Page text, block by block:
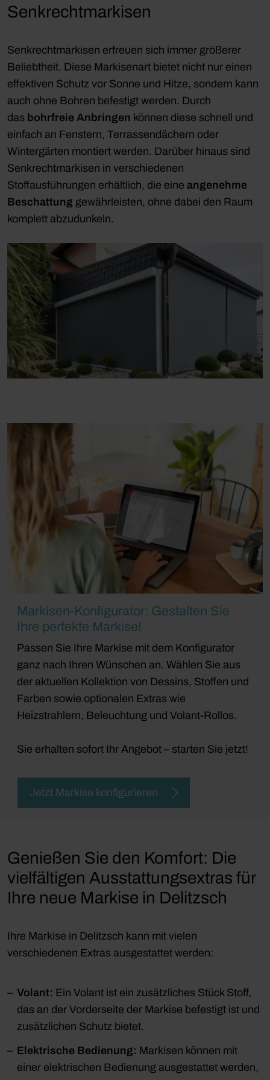
Senkrechtmarkisen
Senkrechtmarkisen erfreuen sich immer größerer
Beliebtheit. Diese Markisenart bietet nicht nur einen
effektiven Schutz vor Sonne und Hitze, sondern kann
auch ohne Bohren befestigt werden. Durch
das bohrfreie Anbringen können diese schnell und
einfach an Fenstern, Terrassendächern oder
Wintergärten montiert werden. Darüber hinaus sind
Senkrechtmarkisen in verschiedenen
Stoffausführungen erhältlich, die eine angenehme
Beschattung gewährleisten, ohne dabei den Raum
komplett abzudunkeln.
Markisen-Konfigurator: Gestalten Sie
Ihre perfekte Markise!
Passen Sie Ihre Markise mit dem Konfigurator
ganz nach Ihren Wünschen an. Wählen Sie aus
der aktuellen Kollektion von Dessins, Stoffen und
Farben sowie optionalen Extras wie
Heizstrahlern, Beleuchtung und Volant-Rollos.
Sie erhalten sofort Ihr Angebot – starten Sie jetzt!
Jetzt Markise konfigurieren
Genießen Sie den Komfort: Die
vielfältigen Ausstattungsextras für
Ihre neue Markise in Delitzsch
Ihre Markise in Delitzsch kann mit vielen
verschiedenen Extras ausgestattet werden:
Volant: Ein Volant ist ein zusätzliches Stück Stoff,
das an der Vorderseite der Markise befestigt ist und
zusätzlichen Schutz bietet.
Elektrische Bedienung: Markisen können mit
einer elektrischen Bedienung ausgestattet werden,